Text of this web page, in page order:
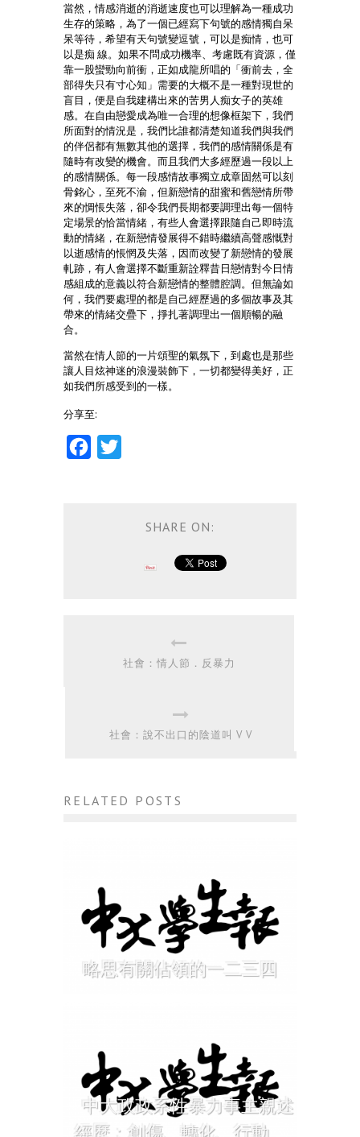
當然，情感消逝的消逝速度也可以理解為一種成功
生存的策略，為了一個已經寫下句號的感情獨自呆
呆等待，希望有天句號變逗號，可以是痴情，也可
以是痴 線。如果不問成功機率、考慮既有資源，僅
靠一股蠻勁向前衝，正如成龍所唱的「衝前去，全
部得失只有寸心知」需要的大概不是一種對現世的
盲目，便是自我建構出來的苦男人痴女子的英雄
感。在自由戀愛成為唯一合理的想像框架下，我們
所面對的情況是，我們比誰都清楚知道我們與我們
的伴侶都有無數其他的選擇，我們的感情關係是有
隨時有改變的機會。而且我們大多經歷過一段以上
的感情關係。每一段感情故事獨立成章固然可以刻
骨銘心，至死不渝，但新戀情的甜蜜和舊戀情所帶
來的惆悵失落，卻令我們長期都要調理出每一個特
定場景的恰當情緒，有些人會選擇跟隨自己即時流
動的情緒，在新戀情發展得不錯時繼續高聲感慨對
以逝感情的悵惘及失落，因而改變了新戀情的發展
軋跡，有人會選擇不斷重新詮釋昔日戀情對今日情
感組成的意義以符合新戀情的整體腔調。但無論如
何，我們要處理的都是自己經歷過的多個故事及其
帶來的情緒交疊下，掙扎著調理出一個順暢的融
合。
當然在情人節的一片頌聖的氣氛下，到處也是那些
讓人目炫神迷的浪漫裝飾下，一切都變得美好，正
如我們所感受到的一樣。
分享至:
Facebook
SHARE ON:
社會：情人節．反暴力
社會：說不出口的陰道叫 V V
RELATED POSTS
略思有關佔領的一二三四
中大政政系性暴力事主親述
經歷：創傷、轉化、行動